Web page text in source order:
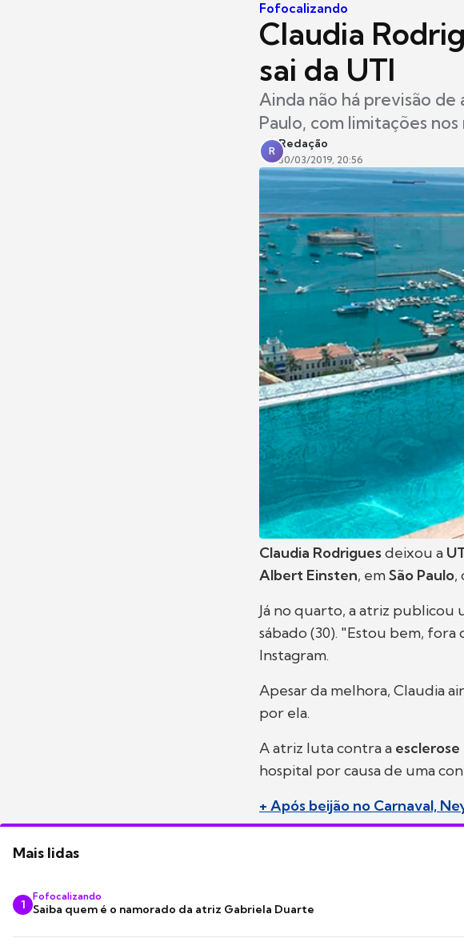
Fofocalizando
Claudia
sai da UTI
Ainda não há previsão de
Paulo, com limitações
R
Redação
30/03/2019, 20:56
Claudia Rodriguesdeixou a
Albert Einsten, emSão Paulo,
Já no quarto, a atriz publicou
sábado (30). "Estou bem,
Instagram.
Apesar da melhora, Claudia
por ela.
A atriz luta contra a
hospital por causa de uma
+ Após beijão no Carnaval,
Mais lidas
1
Fofocalizando
Saiba quem é o namorado da atriz Gabriela Duarte